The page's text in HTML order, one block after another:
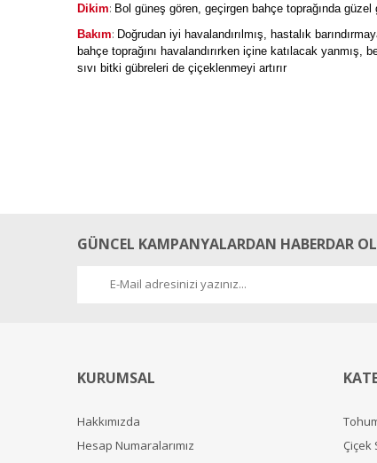
Dikim: Bol güneş gören, geçirgen bahçe toprağında
Bakım: Doğrudan iyi havalandırılmış, hastalık
bahçe toprağını havalandırırken içine katılacak
sıvı bitki gübreleri de çiçeklenmeyi artırır
GÜNCEL KAMPANYALARDAN HABERDAR
KURUMSAL
Hakkımızda
Hesap Numaralarımız
Çiçek